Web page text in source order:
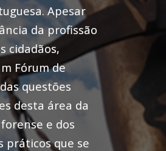
Apesar
da profissão
cidadãos,
Fórum de
questões
desta área da
e dos
práticos que se